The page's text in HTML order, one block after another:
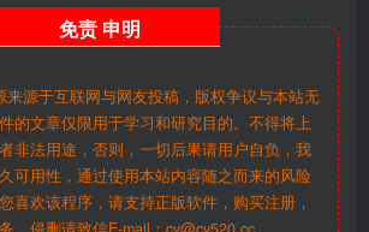
免责 申明
来源于互联网与网友投稿，版权争议与本站无
的文章仅限用于学习和研究目的。不得将上
非法用途，否则，一切后果请用户自负，我
可用性，通过使用本站内容随之而来的风险
喜欢该程序，请支持正版软件，购买注册，